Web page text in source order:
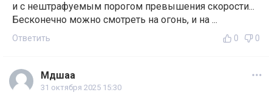
и с нештрафуемым порогом превышения скорости...
Бесконечно можно смотреть на огонь, и на ...
Ответить 0 0
Мдшаа
31 октября 2025 15:30